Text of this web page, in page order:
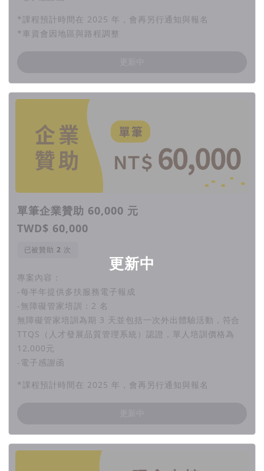
*課程預計時間在 2025 年，會再另行通知與報名
*車資會因地區與路程調整
更新中
單筆企業贊助 60,000 元
TWD$ 60,000
已被贊助 次
專案內容：
-每半年提供多扶服務電子報成
-無障礙管家培訓：2 名
無障礙管家培訓為期 3 天並包括一次外出體驗活動，符合
TTQS（人才發展品質管理系統）認證，單人培訓價格為
12,000元
-電子感謝函
*課程預計時間在 2025 年，會再另行通知與報名